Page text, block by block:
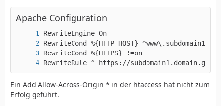
Apache Configuration
RewriteRule ^ https://
Ein Add Allow-Across-Origin * in der htaccess hat nicht zum
Erfolg geführt.